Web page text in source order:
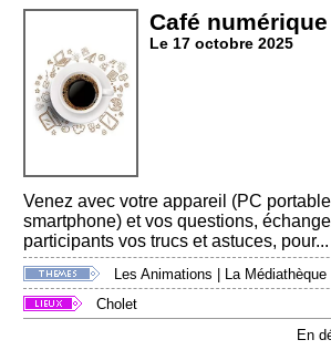
Café numérique
Le 17 octobre 2025
Venez avec votre appareil (PC
smartphone) et vos questions,
participants vos trucs et astuces, pour...
Les Animations
La Médiathèque
Cholet
En